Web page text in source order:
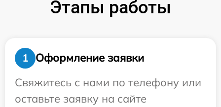
Этапы работы
1
Оформление заявки
Свяжитесь с нами по телефону или
оставьте заявку на сайте